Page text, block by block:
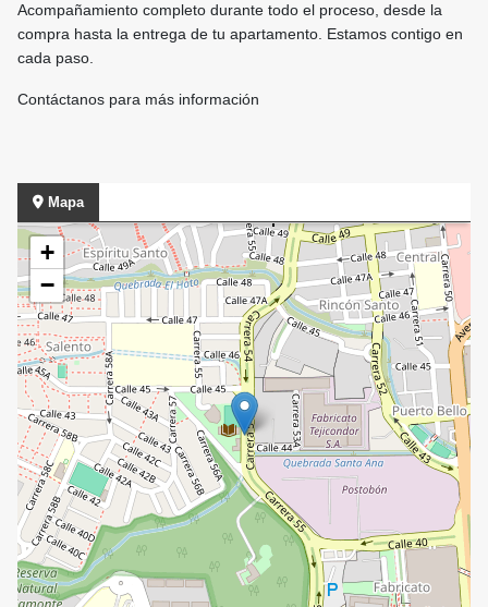
Acompañamiento completo durante todo el proceso, desde la
compra hasta la entrega de tu apartamento. Estamos contigo en
cada paso.
Contáctanos para más información
Mapa
+
−